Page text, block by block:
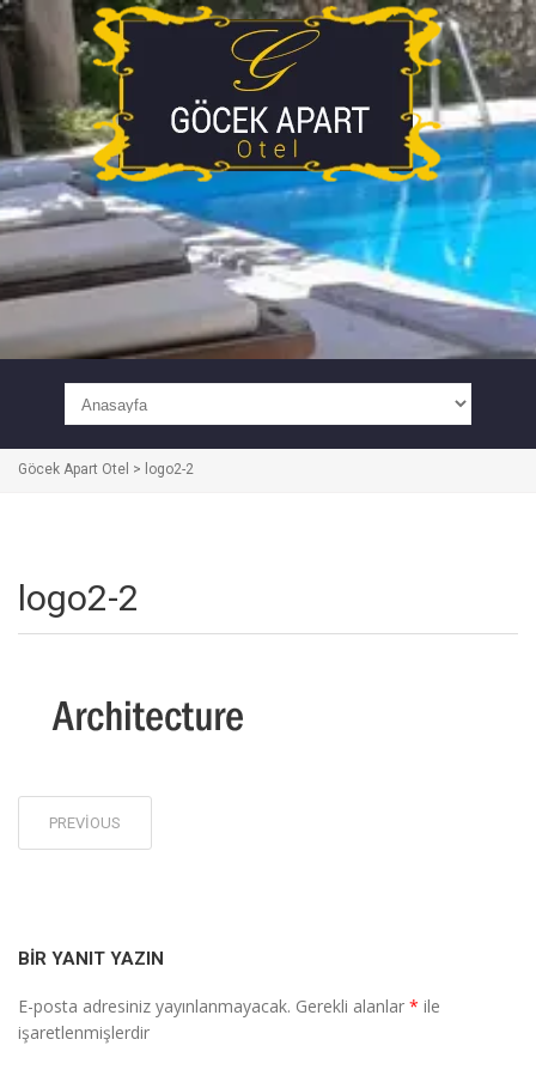
Göcek Apart Otel > logo2-2
logo2-2
Post
PREVIOUS
BIR YANIT YAZIN
E-posta adresiniz yayınlanmayacak. Gerekli alanlar * ile
işaretlenmişlerdir